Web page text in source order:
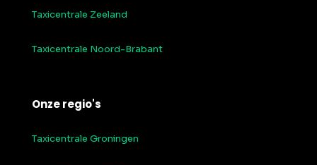
Taxicentrale Zeeland
Taxicentrale Noord-Brabant
Onze regio's
Taxicentrale Groningen